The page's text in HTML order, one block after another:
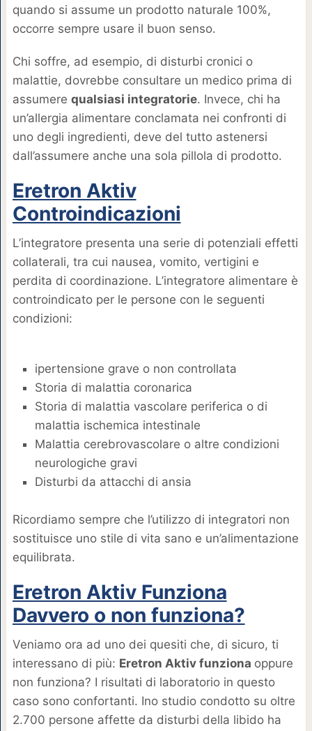
quando si assume un prodotto naturale 100%,
occorre sempre usare il buon senso.
Chi soffre, ad esempio, di disturbi cronici o
malattie, dovrebbe consultare un medico prima di
assumere qualsiasi integratorie. Invece, chi ha
un’allergia alimentare conclamata nei confronti di
uno degli ingredienti, deve del tutto astenersi
dall’assumere anche una sola pillola di prodotto.
Eretron Aktiv
Controindicazioni
L’integratore presenta una serie di potenziali effetti
collaterali, tra cui nausea, vomito, vertigini e
perdita di coordinazione. L’integratore alimentare è
controindicato per le persone con le seguenti
condizioni:
ipertensione grave o non controllata
Storia di malattia coronarica
Storia di malattia vascolare periferica o di
malattia ischemica intestinale
Malattia cerebrovascolare o altre condizioni
neurologiche gravi
Disturbi da attacchi di ansia
Ricordiamo sempre che l’utilizzo di integratori non
sostituisce uno stile di vita sano e un’alimentazione
equilibrata.
Eretron Aktiv Funziona
Davvero o non funziona?
Veniamo ora ad uno dei quesiti che, di sicuro, ti
interessano di più: Eretron Aktiv funziona oppure
non funziona? I risultati di laboratorio in questo
caso sono confortanti. Ino studio condotto su oltre
2.700 persone affette da disturbi della libido ha